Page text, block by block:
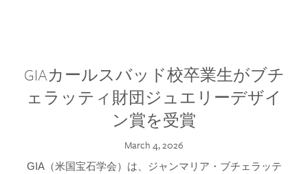
GIAカールスバッド校卒業生がブチ
ェラッティ財団ジュエリーデザイ
ン賞を受賞
March 4, 2026
GIA（米国宝石学会）は、ジャンマリア・ブチェラッテ